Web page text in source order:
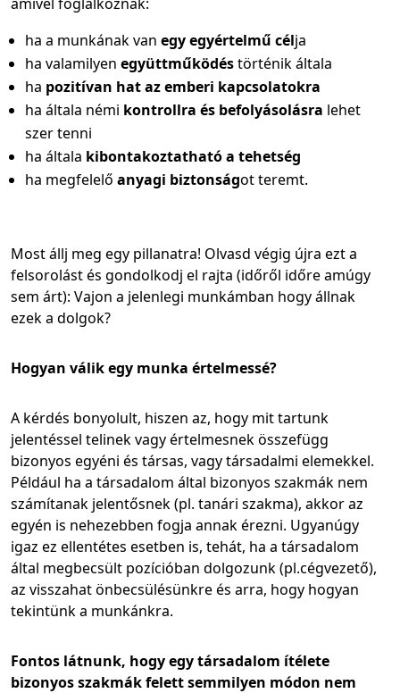
ha a munkának van egy egyértelmű célja
ha valamilyen együttműködéstörténik általa
ha pozitívan hat az emberi kapcsolatokra
ha általa némi kontrollra és befolyásolásra lehet
szer tenni
ha általa kibontakoztatható a tehetség
ha megfelelő anyagi biztonságot teremt.
Most állj meg egy pillanatra! Olvasd végig újra ezt a
felsorolást és gondolkodj el rajta (időről időre amúgy
sem árt): Vajon a jelenlegi munkámban hogy állnak
ezek a dolgok?
Hogyan válik egy munka értelmessé?
A kérdés bonyolult, hiszen az, hogy mit tartunk
jelentéssel telinek vagy értelmesnek összefügg
bizonyos egyéni és társas, vagy társadalmi elemekkel.
Például ha a társadalom által bizonyos szakmák nem
számítanak jelentősnek (pl. tanári szakma), akkor az
egyén is nehezebben fogja annak érezni. Ugyanúgy
igaz ez ellentétes esetben is, tehát, ha a társadalom
által megbecsült pozícióban dolgozunk (pl.cégvezető),
az visszahat önbecsülésünkre és arra, hogy hogyan
tekintünk a munkánkra.
Fontos látnunk, hogy egy társadalom ítélete
bizonyos szakmák felett semmilyen módon nem